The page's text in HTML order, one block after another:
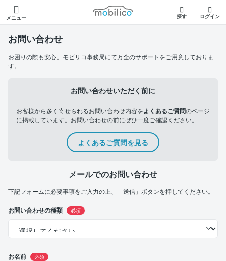
メニュー
モビリコ
探す ログイン
お問い合わせ
お困りの際も安心。モビリコ事務局にて万全のサポートをご用意しておりま
す。
お問い合わせいただく前に
お客様から多く寄せられるお問い合わせ内容をよくあるご質問のページ
に掲載しています。お問い合わせの前にぜひ一度ご確認ください。
よくあるご質問を見る
メールでのお問い合わせ
下記フォームに必要事項をご入力の上、「送信」ボタンを押してください。
お問い合わせの種類 必須
お名前 必須